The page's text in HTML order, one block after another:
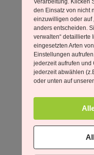
Om Gam
Hindernisse in
Verarbeitung. Klicken
den Einsatz von nicht
einzuwilligen oder auf
anders entscheiden.
verwalten“ detaillierte
eingesetzten Arten
Einstellungen
jederzeit aufrufen und
jederzeit abwählen
oder unten auf